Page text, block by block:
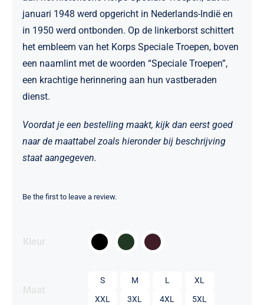
januari 1948 werd opgericht in Nederlands-Indië en
in 1950 werd ontbonden. Op de linkerborst schittert
het embleem van het Korps Speciale Troepen, boven
een naamlint met de woorden “Speciale Troepen”,
een krachtige herinnering aan hun vastberaden
dienst.
Voordat je een bestelling maakt, kijk dan eerst goed
naar de maattabel zoals hieronder bij beschrijving
staat aangegeven.
Be the first to leave a review.
S M L
XL
XXL
3XL 4XL 5XL